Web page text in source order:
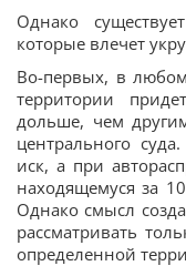
Однако
которые влечет
Во-первых, в
территории
дольше, чем
центрального
иск, а при
находящемуся за
Однако смысл
рассматривать
определенной